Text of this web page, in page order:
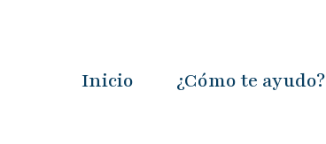
Inicio ¿Cómo te ayudo?